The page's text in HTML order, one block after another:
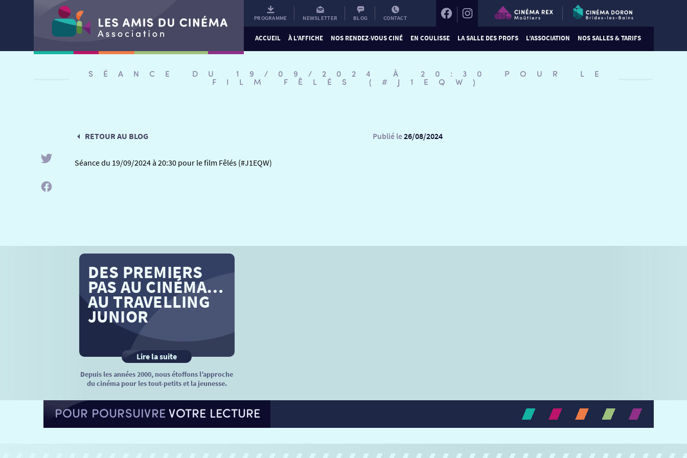
PROGRAMME NEWSLETTER BLOG CONTACT
ACCUEIL À L’AFFICHE NOS RENDEZ-VOUS CINÉ EN COULISSE LA SALLE DES PROFS L’ASSOCIATION NOS SALLES & TARIFS
SÉANCE DU 19/09/2024 À 20:30 POUR LE
FILM FÊLÉS (#J1EQW)
RETOUR AU BLOG Publié le26/08/2024
Séance du 19/09/2024 à 20:30 pour le film Fêlés (#J1EQW)
DES PREMIERS
PAS AU CINÉMA…
AU TRAVELLING
JUNIOR
Lire la suite
Depuis les années 2000, nous étoffons l’approche
du cinéma pour les tout-petits et la jeunesse.
POUR POURSUIVREVOTRE LECTURE